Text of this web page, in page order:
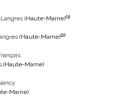
Langres (Haute-Marne)(1)
(Haute-Marne)(2)
(Haute-Marne)
Marne)